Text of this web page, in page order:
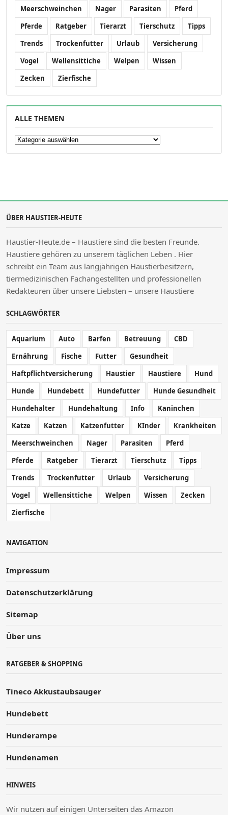
Meerschweinchen Nager Parasiten
Pferd
Pferde
Ratgeber Tierarzt Tierschutz
Tipps
Trends
Trockenfutter Urlaub
Versicherung
Vogel
Wellensittiche Welpen
Wissen
Zecken
Zierfische
ALLE THEMEN
Alle Themen
ÜBER HAUSTIER-HEUTE
Haustier-Heute.de – Haustiere sind die besten Freunde.
Haustiere gehören zu unserem täglichen Leben . Hier
schreibt ein Team aus langjährigen Haustierbesitzern,
tiermedizinischen Fachangestellten und professionellen
Redakteuren über unsere Liebsten – unsere Haustiere
SCHLAGWÖRTER
Aquarium Auto Barfen Betreuung
CBD
Ernährung
Fische Futter
Gesundheit
Haftpflichtversicherung
Haustier Haustiere
Hund
Hunde
Hundebett Hundefutter
Hunde Gesundheit
Hundehalter
Hundehaltung Info
Kaninchen
Katze
Katzen Katzenfutter KInder
Krankheiten
Meerschweinchen
Nager Parasiten
Pferd
Pferde
Ratgeber Tierarzt Tierschutz
Tipps
Trends
Trockenfutter Urlaub
Versicherung
Vogel
Wellensittiche Welpen Wissen
Zecken
Zierfische
NAVIGATION
Impressum
Datenschutzerklärung
Sitemap
Über uns
RATGEBER & SHOPPING
Tineco Akkustaubsauger
Hundebett
Hunderampe
Hundenamen
HINWEIS
Wir nutzen auf einigen Unterseiten das Amazon